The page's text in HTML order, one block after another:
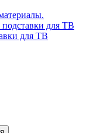
для ТВ
для ТВ